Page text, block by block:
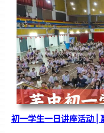
为
林
！
芙
中
教
师
节
庆
典
暨
长
期
服
务
颁
奖
仪
式
初一学生一日讲座活动 |